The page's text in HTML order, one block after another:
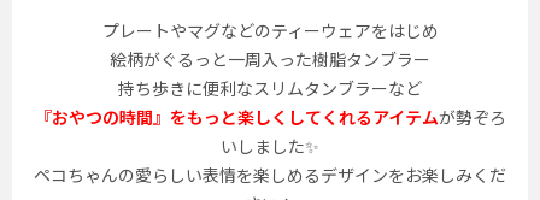
プレートやマグなどのティーウェアをはじめ
絵柄がぐるっと一周入った樹脂タンブラー
持ち歩きに便利なスリムタンブラーなど
『おやつの時間』をもっと楽しくしてくれるアイテムが勢ぞろ
いしました✨
ペコちゃんの愛らしい表情を楽しめるデザインをお楽しみくだ